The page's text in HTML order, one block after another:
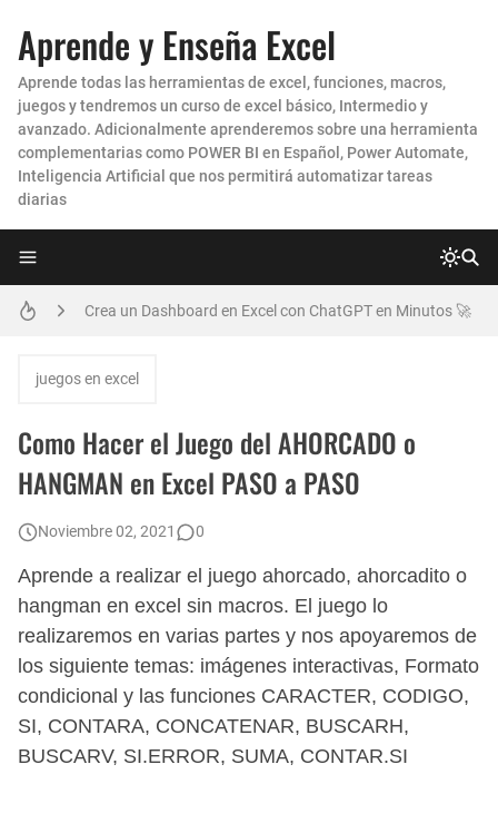
Aprende y Enseña Excel
Aprende todas las herramientas de excel, funciones, macros,
juegos y tendremos un curso de excel básico, Intermedio y
avanzado. Adicionalmente aprenderemos sobre una herramienta
complementarias como POWER BI en Español, Power Automate,
Inteligencia Artificial que nos permitirá automatizar tareas
diarias
Como enviar Correos Masivos con Archivos ADJUNTOS DIFERENTES en Excel
Crea un Dashboard en Excel con ChatGPT en Minutos 🚀
Cómo generar archivos PDF individuales en una Combinación de Correspondencia
juegos en excel
Como Hacer el Juego del AHORCADO o
HANGMAN en Excel PASO a PASO
Noviembre 02, 2021 0
Aprende a realizar el juego ahorcado, ahorcadito o
hangman en excel sin macros. El juego lo
realizaremos en varias partes y nos apoyaremos de
los siguiente temas: imágenes interactivas, Formato
condicional y las funciones CARACTER, CODIGO,
SI, CONTARA, CONCATENAR, BUSCARH,
BUSCARV, SI.ERROR, SUMA, CONTAR.SI